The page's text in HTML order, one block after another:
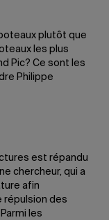
plutôt que
les plus
Pic? Ce sont les
Philippe
est répandu
chercheur, qui a
afin
répulsion des
les